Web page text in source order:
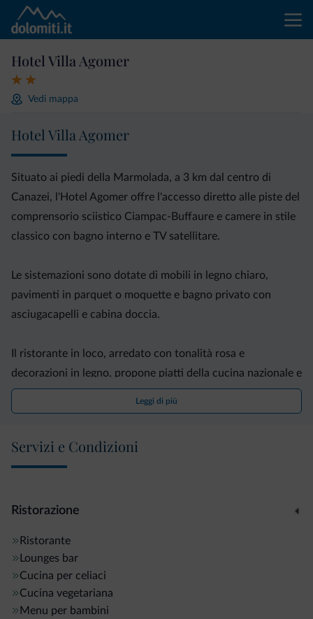
Hotel Villa Agomer
Vedi mappa
Hotel Villa Agomer
Situato ai piedi della Marmolada, a 3 km dal centro di
Canazei, l'Hotel Agomer offre l'accesso diretto alle piste del
comprensorio sciistico Ciampac-Buffaure e camere in stile
classico con bagno interno e TV satellitare.
Le sistemazioni sono dotate di mobili in legno chiaro,
pavimenti in parquet o moquette e bagno privato con
asciugacapelli e cabina doccia.
Il ristorante in loco, arredato con tonalità rosa e
decorazioni in legno, propone piatti della cucina nazionale e
internazionale e ogni mattina serve una colazione
continentale a buffet.
L'Hotel Villa Agomer, struttura a conduzione familiare,
mette gratuitamente a vostra disposizione un parcheggio
gratuito ferma di fronte all'edificio.
sabato.
Leggi di più
Servizi e Condizioni
Ristorazione
Ristorante
Lounges bar
Cucina per celiaci
Cucina vegetariana
Menu per bambini